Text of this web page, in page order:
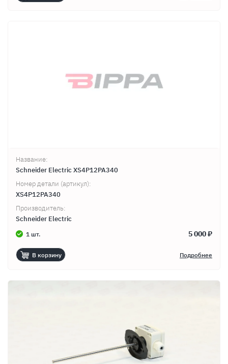
Название:
Schneider Electric XS4P12PA340
Номер детали (артикул):
XS4P12PA340
Производитель:
Schneider Electric
1 шт. 5 000 ₽
В корзину Подробнее